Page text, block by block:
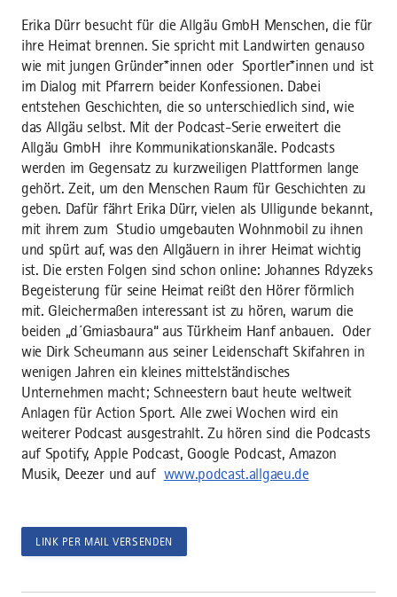
Erika Dürr besucht für die Allgäu GmbH Menschen, die für
ihre Heimat brennen. Sie spricht mit Landwirten genauso
wie mit jungen Gründer*innen oder Sportler*innen und ist
im Dialog mit Pfarrern beider Konfessionen. Dabei
entstehen Geschichten, die so unterschiedlich sind, wie
das Allgäu selbst. Mit der Podcast-Serie erweitert die
Allgäu GmbH ihre Kommunikationskanäle. Podcasts
werden im Gegensatz zu kurzweiligen Plattformen lange
gehört. Zeit, um den Menschen Raum für Geschichten zu
geben. Dafür fährt Erika Dürr, vielen als Ulligunde bekannt,
mit ihrem zum Studio umgebauten Wohnmobil zu ihnen
und spürt auf, was den Allgäuern in ihrer Heimat wichtig
ist. Die ersten Folgen sind schon online: Johannes Rdyzeks
Begeisterung für seine Heimat reißt den Hörer förmlich
mit. Gleichermaßen interessant ist zu hören, warum die
beiden „d´Gmiasbaura“ aus Türkheim Hanf anbauen. Oder
wie Dirk Scheumann aus seiner Leidenschaft Skifahren in
wenigen Jahren ein kleines mittelständisches
Unternehmen macht; Schneestern baut heute weltweit
Anlagen für Action Sport. Alle zwei Wochen wird ein
weiterer Podcast ausgestrahlt. Zu hören sind die Podcasts
auf Spotify, Apple Podcast, Google Podcast, Amazon
Musik, Deezer und auf www.podcast.allgaeu.de
LINK PER MAIL VERSENDEN